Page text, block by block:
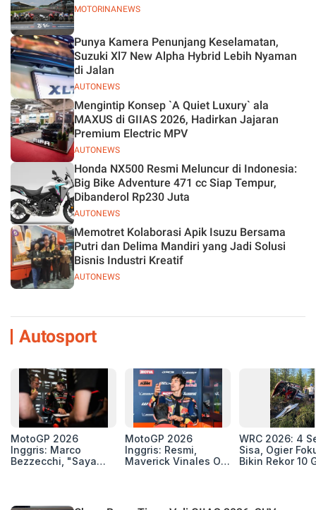
MOTORINANEWS
AUTONEWS
Punya Kamera Penunjang Keselamatan,
Suzuki Xl7 New Alpha Hybrid Lebih Nyaman
di Jalan
AUTONEWS
Mengintip Konsep `A Quiet Luxury` ala
MAXUS di GIIAS 2026, Hadirkan Jajaran
Premium Electric MPV
AUTONEWS
Honda NX500 Resmi Meluncur di Indonesia:
Big Bike Adventure 471 cc Siap Tempur,
Dibanderol Rp230 Juta
AUTONEWS
Memotret Kolaborasi Apik Isuzu Bersama
Putri dan Delima Mandiri yang Jadi Solusi
Bisnis Industri Kreatif
Autosport
MotoGP 2026
Inggris: Marco
Bezzecchi, "Saya
MotoGP 2026
Inggris: Resmi,
Maverick Vinales Out
Selanjutnya Belum
WRC 2026: 4
Sisa, Ogier
Bikin Rekor 10